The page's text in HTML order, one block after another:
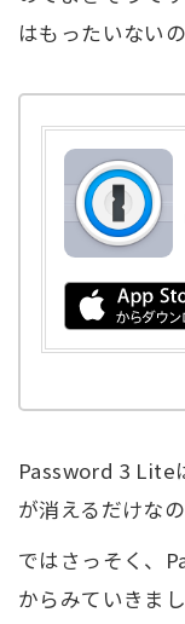
はもったいない
Password 3 Lite
が消えるだけな
ではさっそく、
からみていきまし